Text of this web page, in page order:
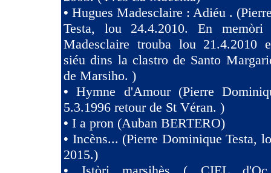
• Hugues Madesclaire : Adiéu .
Testa, lou 24.4.2010. En memòri
Madesclaire trouba lou 21.4.2010
siéu dins la clastro de Santo
de Marsiho. )
•Hymne d'Amour (Pierre
5.3.1996 retour de St Véran. )
• I a pron (Auban BERTERO)
• Incèns... (Pierre Dominique Testa,
2015.)